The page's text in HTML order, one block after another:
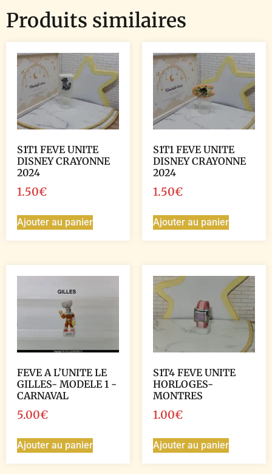
Produits similaires
S1T1 FEVE UNITE
DISNEY CRAYONNE
2024
1.50€
Ajouter au panier
S1T1 FEVE UNITE
DISNEY CRAYONNE
2024
1.50€
Ajouter au panier
FEVE A L’UNITE LE
GILLES- MODELE 1 -
CARNAVAL
5.00€
Ajouter au panier
S1T4 FEVE UNITE
HORLOGES-
MONTRES
1.00€
Ajouter au panier